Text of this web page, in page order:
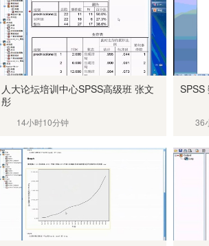
人大论坛培训中心SPSS高级班 张文
彤
14小时10分钟
SPSS
36